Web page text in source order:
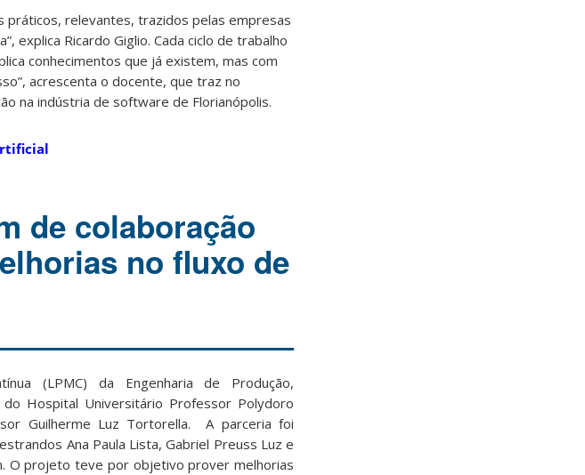
práticos, relevantes, trazidos pelas empresas
explica Ricardo Giglio. Cada ciclo de trabalho
conhecimentos que já existem, mas com
acrescenta o docente, que traz no
na indústria de software de Florianópolis.
de colaboração
no fluxo de
(LPMC) da Engenharia de Produção,
Hospital Universitário Professor Polydoro
Guilherme Luz Tortorella. A parceria foi
Ana Paula Lista, Gabriel Preuss Luz e
O projeto teve por objetivo prover melhorias